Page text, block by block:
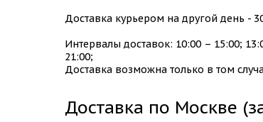
Доставка курьером на другой день -
Интервалы доставок: 10:00 – 15:00;
21:00;
Доставка возможна только в том
Доставка по Москве